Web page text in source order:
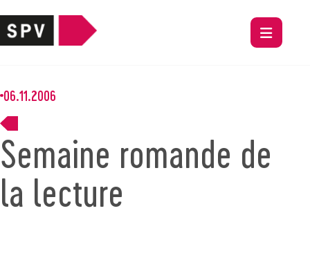
06.11.2006
Semaine romande de
la lecture